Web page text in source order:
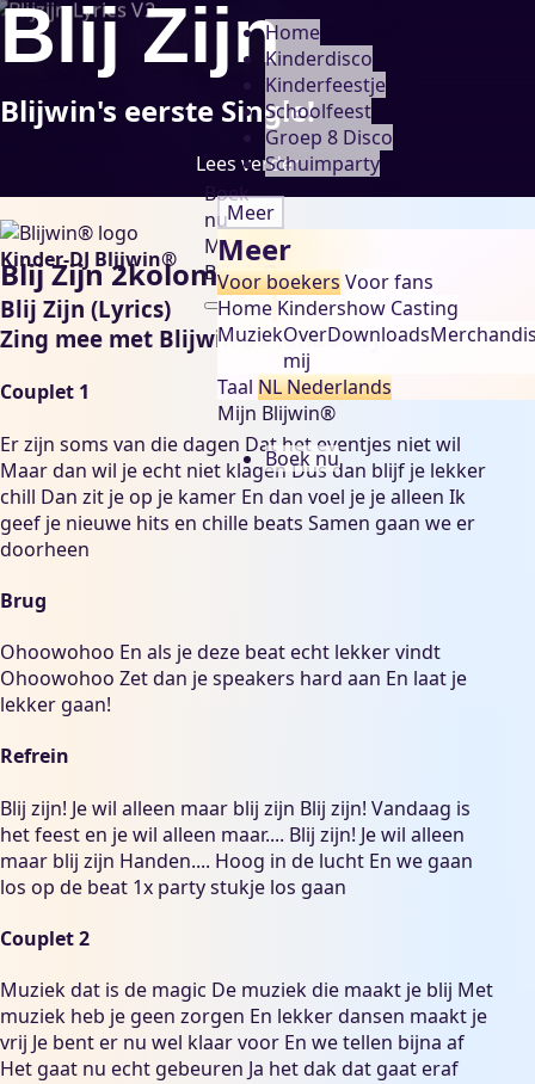
Kinder-DJ Blijwin®
Boek
nu
Mijn
Blijwin®
Home
Kinderdisco
Kinderfeestje
Schoolfeest
Groep 8 Disco
Schuimparty
Meer
Meer
Voor boekersVoor fans
Home Kindershow Casting
MuziekOver
mij
Downloads
Taal NLNederlands
Mijn Blijwin®
Boek nu
Blij Zijn
Blijwin's eerste Single!
Lees verder
Blij Zijn 2koloms
Blij Zijn (Lyrics)
Zing mee met Blijwin de Kinder-DJ!
Couplet 1
Er zijn soms van die dagen Dat het eventjes niet wil
Maar dan wil je echt niet klagen Dus dan blijf je lekker
chill Dan zit je op je kamer En dan voel je je alleen Ik
geef je nieuwe hits en chille beats Samen gaan we er
doorheen
Brug
Ohoowohoo En als je deze beat echt lekker vindt
Ohoowohoo Zet dan je speakers hard aan En laat je
lekker gaan!
Refrein
Blij zijn! Je wil alleen maar blij zijn Blij zijn! Vandaag is
het feest en je wil alleen maar.... Blij zijn! Je wil alleen
maar blij zijn Handen.... Hoog in de lucht En we gaan
los op de beat 1x party stukje los gaan
Couplet 2
Muziek dat is de magic De muziek die maakt je blij Met
muziek heb je geen zorgen En lekker dansen maakt je
vrij Je bent er nu wel klaar voor En we tellen bijna af
Het gaat nu echt gebeuren Ja het dak dat gaat eraf